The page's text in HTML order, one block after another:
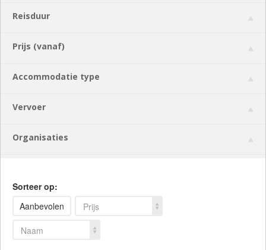
Reisduur
Prijs (vanaf)
Accommodatie type
Vervoer
Organisaties
Sorteer op:
Aanbevolen
Prijs
Naam